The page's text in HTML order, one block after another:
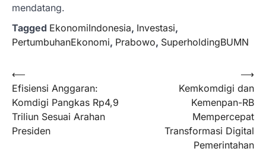
mendatang.
Tagged EkonomiIndonesia, Investasi,
PertumbuhanEkonomi, Prabowo, SuperholdingBUMN
Navigasi
pos
⟵
Efisiensi Anggaran:
Komdigi Pangkas Rp4,9
Triliun Sesuai Arahan
Presiden
Kemkomdigi dan
Kemenpan-RB
Mempercepat
Transformasi Digital
Pemerintahan
⟶